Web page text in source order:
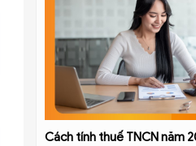
Cách tính thuế TNCN năm